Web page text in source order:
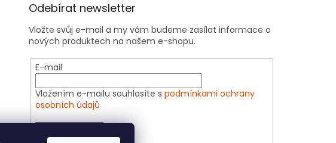
Odebírat newsletter
Vložte svůj e-mail a my vám budeme zasílat informace o
nových produktech na našem e-shopu.
E-mail
Vložením e-mailu souhlasíte spodmínkami ochrany
osobních údajů